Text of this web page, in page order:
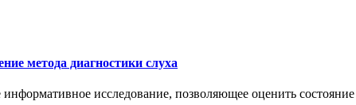
метода диагностики слуха
исследование, позволяющее оценить состояние